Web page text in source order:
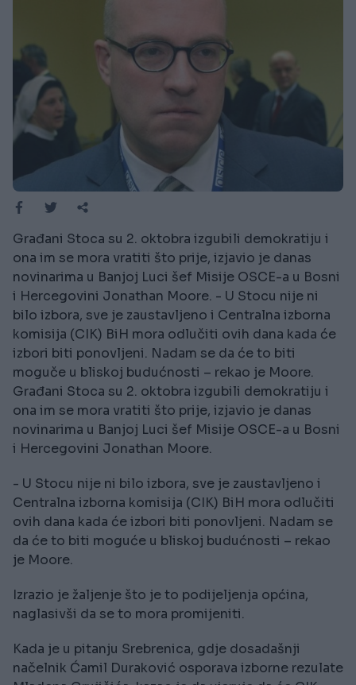
Građani Stoca su 2. oktobra izgubili demokratiju i
ona im se mora vratiti što prije, izjavio je danas
novinarima u Banjoj Luci šef Misije OSCE-a u Bosni
i Hercegovini Jonathan Moore. - U Stocu nije ni
bilo izbora, sve je zaustavljeno i Centralna izborna
komisija (CIK) BiH mora odlučiti ovih dana kada će
izbori biti ponovljeni. Nadam se da će to biti
moguče u bliskoj budućnosti – rekao je Moore.
Građani Stoca su 2. oktobra izgubili demokratiju i
ona im se mora vratiti što prije, izjavio je danas
novinarima u Banjoj Luci šef Misije OSCE-a u Bosni
i Hercegovini Jonathan Moore.
- U Stocu nije ni bilo izbora, sve je zaustavljeno i
Centralna izborna komisija (CIK) BiH mora odlučiti
ovih dana kada će izbori biti ponovljeni. Nadam se
da će to biti moguće u bliskoj budućnosti – rekao
je Moore.
Izrazio je žaljenje što je to podijeljenja općina,
naglasivši da se to mora promijeniti.
Kada je u pitanju Srebrenica, gdje dosadašnji
načelnik Ćamil Duraković osporava izborne rezulate